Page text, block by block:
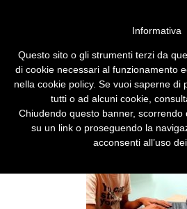
divide
Tre approcci contro la
digitale.
Informativa
Questo sito o gli strumenti terzi da
di cookie necessari al funzionamento
nella cookie policy. Se vuoi saperne di
tutti o ad alcuni cookie,
Chiudendo questo banner,
su un link o proseguendo la
acconsenti all’uso